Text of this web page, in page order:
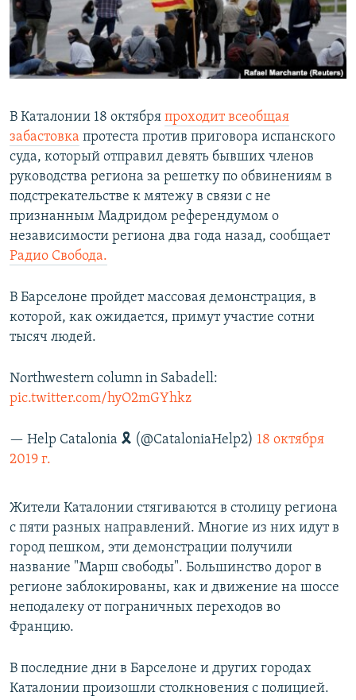
ПОБЕДИТЕЛЕЙ НЕ СУДЯТ?
КРЫМ.НЕПОКОРЕННЫЙ
ELIFBE
ПРИСОЕДИНЯЙТЕСЬ!
Все сайты RFE/RL
В Каталонии 18 октября проходит всеобщая
забастовка протеста против приговора испанского
суда, который отправил девять бывших членов
руководства региона за решетку по обвинениям в
подстрекательстве к мятежу в связи с не
признанным Мадридом референдумом о
независимости региона два года назад, сообщает
Радио Свобода.
В Барселоне пройдет массовая демонстрация, в
которой, как ожидается, примут участие сотни
тысяч людей.
Northwestern column in Sabadell:
pic.twitter.com/hyO2mGYhkz
— Help Catalonia 🎗 (@CataloniaHelp2) 18 октября
2019 г.
Жители Каталонии стягиваются в столицу региона
с пяти разных направлений. Многие из них идут в
город пешком, эти демонстрации получили
название "Марш свободы". Большинство дорог в
регионе заблокированы, как и движение на шоссе
неподалеку от пограничных переходов во
Францию.
В последние дни в Барселоне и других городах
Каталонии произошли столкновения с полицией.